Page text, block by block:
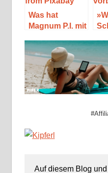
Was hat
Magnum P.I. mit
Parker zu tun?
T.
Auf diesem Blog